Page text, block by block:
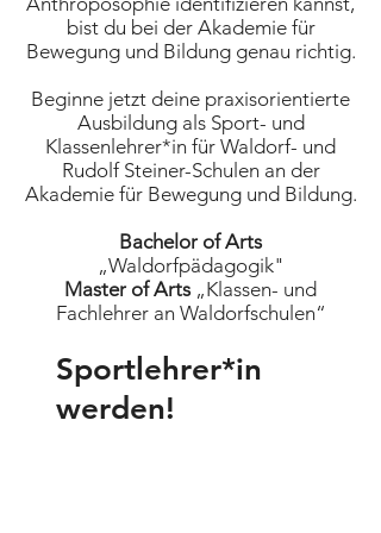
bist du bei der Akademie für
Bewegung und Bildung genau richtig.
Beginne jetzt deine praxisorientierte
Ausbildung als Sport- und
Klassenlehrer*in für Waldorf- und
Rudolf Steiner-Schulen an der
Akademie für Bewegung und Bildung.
Bachelor of Arts
„Waldorfpädagogik"
Master of Arts„Klassen- und
Fachlehrer an Waldorfschulen“
Sportlehrer*in
werden!